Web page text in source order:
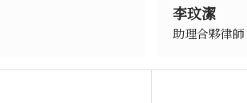
李玟潔
助理合夥律師